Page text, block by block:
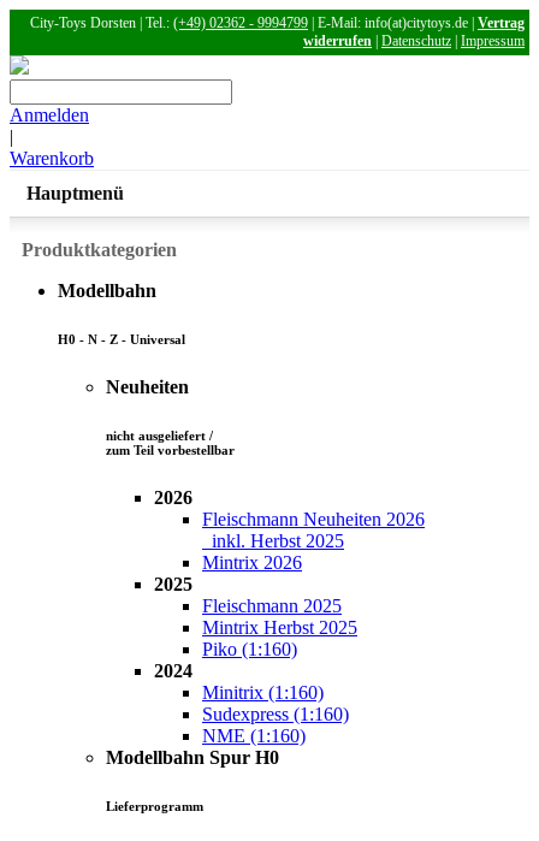
City-Toys Dorsten | Tel.: (+49) 02362 - 9994799 | E-Mail: info(at)citytoys.de | Vertrag
widerrufen Datenschutz Impressum
Anmelden
|
Warenkorb
Hauptmenü
Produktkategorien
Modellbahn
H0 - N - Z - Universal
Neuheiten
nicht ausgeliefert /
zum Teil vorbestellbar
2026
Fleischmann Neuheiten 2026
inkl. Herbst 2025
Mintrix 2026
2025
Fleischmann 2025
Mintrix Herbst 2025
Piko (1:160)
2024
Minitrix (1:160)
Sudexpress (1:160)
NME (1:160)
Modellbahn Spur H0
Lieferprogramm